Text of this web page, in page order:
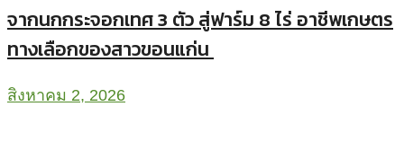
จากนกกระจอกเทศ 3 ตัว สู่ฟาร์ม 8 ไร่ อาชีพเกษตร
ทางเลือกของสาวขอนแก่น
สิงหาคม 2, 2026